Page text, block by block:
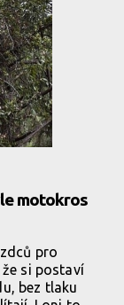
motokros
pro
si postaví
bez tlaku